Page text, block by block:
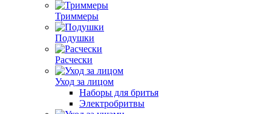
Триммеры
Подушки
Расчески
Уход за лицом
Наборы для бритья
Электробритвы